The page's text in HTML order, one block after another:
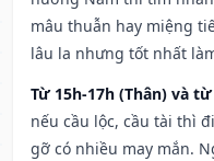
mâu thuẫn hay miệng
lâu la nhưng tốt nhất
Từ 15h-17h (Thân) và
nếu cầu lộc, cầu tài thì
gỡ có nhiều may mắn.